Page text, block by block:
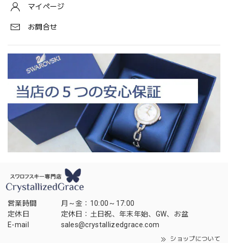
マイページ
お問合せ
営業時間
月～金：10:00～17:00
定休日
定休日：土日祝、年末年始、GW、お盆
E-mail
sales@crystallizedgrace.com
ショップについて